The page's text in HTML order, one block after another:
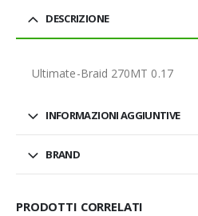
DESCRIZIONE
Ultimate-Braid 270MT 0.17
INFORMAZIONI AGGIUNTIVE
BRAND
PRODOTTI CORRELATI